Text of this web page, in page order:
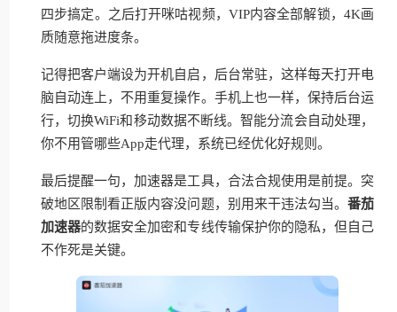
四步搞定。之后打开咪咕视频，VIP内容全部解锁，4K画
质随意拖进度条。
记得把客户端设为开机自启，后台常驻，这样每天打开电
脑自动连上，不用重复操作。手机上也一样，保持后台运
行，切换WiFi和移动数据不断线。智能分流会自动处理，
你不用管哪些App走代理，系统已经优化好规则。
最后提醒一句，加速器是工具，合法合规使用是前提。突
破地区限制看正版内容没问题，别用来干违法勾当。 番茄
加速器的数据安全加密和专线传输保护你的隐私，但自己
不作死是关键。